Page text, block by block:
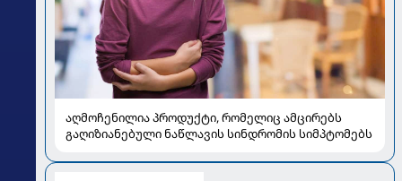
აღმოჩენილია პროდუქტი, რომელიც ამცირებს
გაღიზიანებული ნაწლავის სინდრომის სიმპტომებს